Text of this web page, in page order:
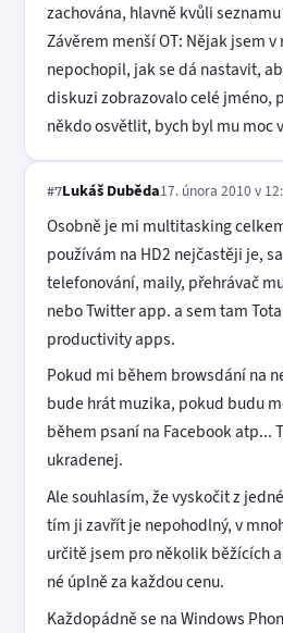
zachována, hlavně kvůli
Závěrem menší OT: Nějak jsem
nepochopil, jak se dá nastavit,
diskuzi zobrazovalo celé jméno,
někdo osvětlit, bych byl mu moc
#7Lukáš Duběda17. února 2010 v
Osobně je mi multitasking
používám na HD2 nejčastěji je,
telefonování, maily, přehrávač
nebo Twitter app. a sem tam
productivity apps.
Pokud mi během browsdání na
bude hrát muzika, pokud budu
během psaní na Facebook atp...
ukradenej.
Ale souhlasím, že vyskočit z
tím ji zavřít je nepohodlný, v
určitě jsem pro několik běžících
né úplně za každou cenu.
Každopádně se na Windows